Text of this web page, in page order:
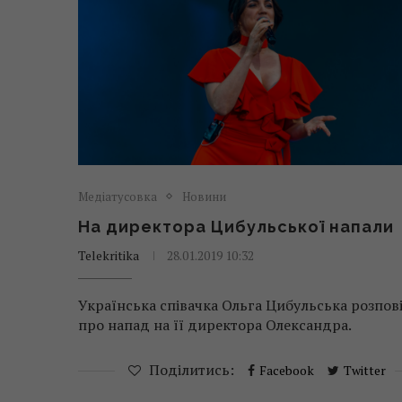
Медіатусовка Новини
На директора Цибульської напали
Telekritika 28.01.2019 10:32
Українська співачка Ольга Цибульська
про напад на її директора Олександра.
Поділитись: Facebook Twitter